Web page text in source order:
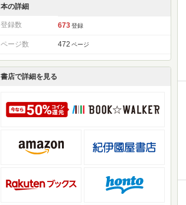
本の詳細
登録数 673 登録
ページ数 472 ページ
書店で詳細を見る